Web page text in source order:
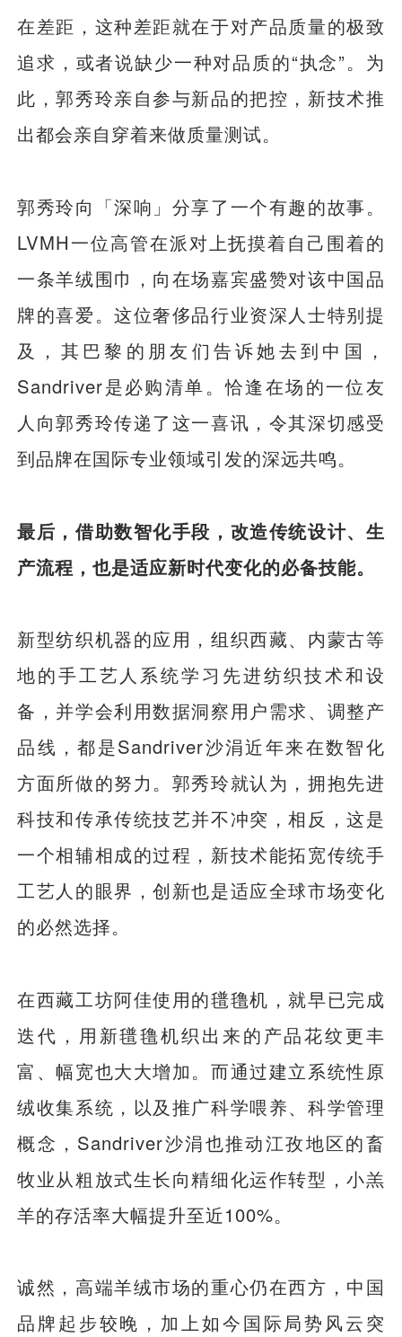
在差距，这种差距就在于对产品质量的极致
追求，或者说缺少一种对品质的“执念”。为
此，郭秀玲亲自参与新品的把控，新技术推
出都会亲自穿着来做质量测试。
郭秀玲向「深响」分享了一个有趣的故事。
LVMH一位高管在派对上抚摸着自己围着的
一条羊绒围巾，向在场嘉宾盛赞对该中国品
牌的喜爱。这位奢侈品行业资深人士特别提
及，其巴黎的朋友们告诉她去到中国，
Sandriver是必购清单。恰逢在场的一位友
人向郭秀玲传递了这一喜讯，令其深切感受
到品牌在国际专业领域引发的深远共鸣。
最后，借助数智化手段，改造传统设计、生
产流程，也是适应新时代变化的必备技能。
新型纺织机器的应用，组织西藏、内蒙古等
地的手工艺人系统学习先进纺织技术和设
备，并学会利用数据洞察用户需求、调整产
品线，都是Sandriver沙涓近年来在数智化
方面所做的努力。郭秀玲就认为，拥抱先进
科技和传承传统技艺并不冲突，相反，这是
一个相辅相成的过程，新技术能拓宽传统手
工艺人的眼界，创新也是适应全球市场变化
的必然选择。
在西藏工坊阿佳使用的氆氇机，就早已完成
迭代，用新氆氇机织出来的产品花纹更丰
富、幅宽也大大增加。而通过建立系统性原
绒收集系统，以及推广科学喂养、科学管理
概念，Sandriver沙涓也推动江孜地区的畜
牧业从粗放式生长向精细化运作转型，小羔
羊的存活率大幅提升至近100%。
诚然，高端羊绒市场的重心仍在西方，中国
品牌起步较晚，加上如今国际局势风云突